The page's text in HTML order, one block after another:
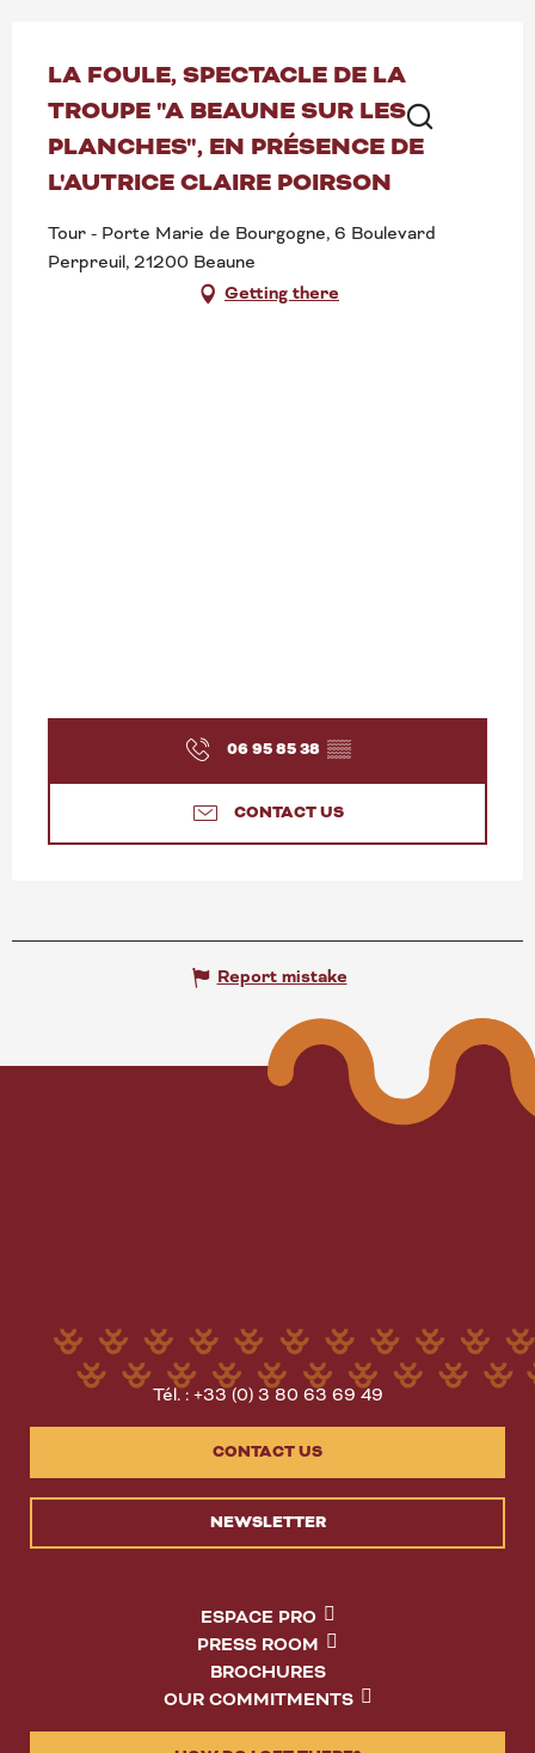
Search
LA FOULE, SPECTACLE DE LA
TROUPE "A BEAUNE SUR LES
PLANCHES", EN PRÉSENCE DE
L'AUTRICE CLAIRE POIRSON
Tour - Porte Marie de Bourgogne, 6 Boulevard
Perpreuil, 21200 Beaune
Getting there
06 95 85 38 ▒▒
CONTACT US
Report mistake
Tél. : +33 (0) 3 80 63 69 49
CONTACT US
NEWSLETTER
ESPACE PRO
PRESS ROOM
BROCHURES
OUR COMMITMENTS